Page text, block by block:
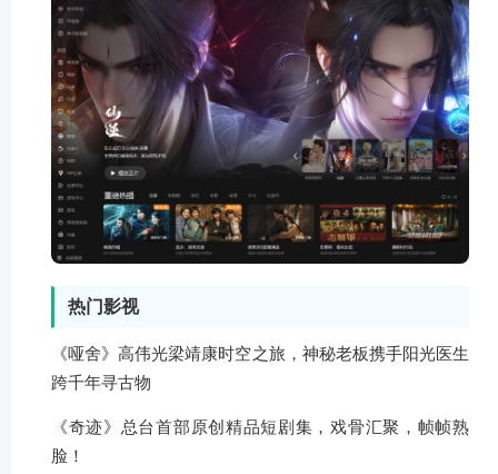
热门影视
《哑舍》高伟光梁靖康时空之旅，神秘老板携手阳光医生
跨千年寻古物
《奇迹》总台首部原创精品短剧集，戏骨汇聚，帧帧熟
脸！